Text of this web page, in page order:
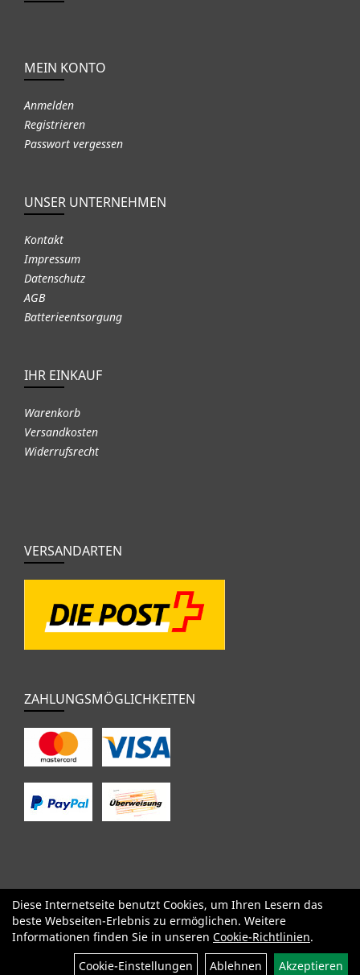
MEIN KONTO
Anmelden
Registrieren
Passwort vergessen
UNSER UNTERNEHMEN
Kontakt
Impressum
Datenschutz
AGB
Batterieentsorgung
IHR EINKAUF
Warenkorb
Versandkosten
Widerrufsrecht
VERSANDARTEN
ZAHLUNGSMÖGLICHKEITEN
SALE Specialized Factor Cervélo BMC Orbea
Yeti
Pinarello
OPEN Kids / BMX Komponenten
Bekleidung
Zubehör
Sale
Diese Internetseite benutzt Cookies, um Ihren Lesern das
beste Webseiten-Erlebnis zu ermöglichen. Weitere
Informationen finden Sie in unseren Cookie-Richtlinien.
Cookie-Einstellungen
Ablehnen Akzeptieren